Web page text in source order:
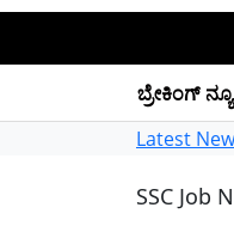
ಬ್ರೇಕಿಂಗ್
Dam Water
Latest
SSC